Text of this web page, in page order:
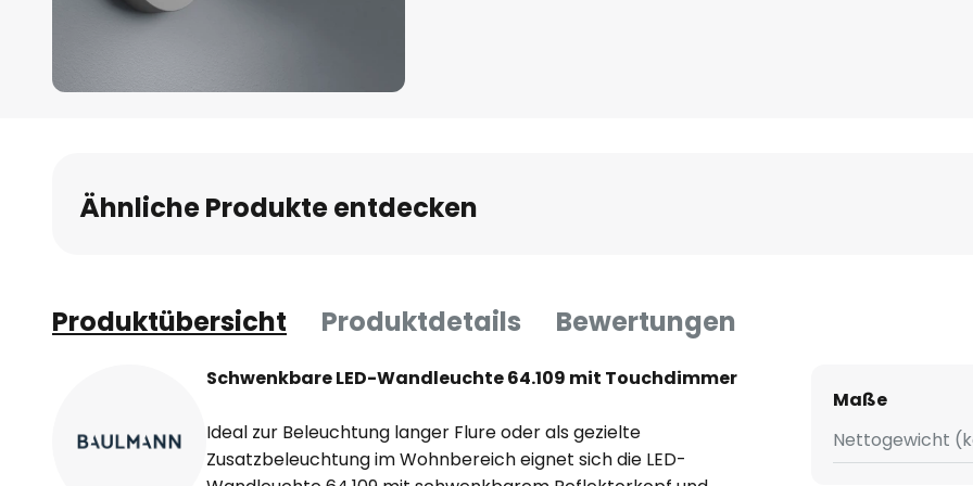
Bildgalerie
springen
Ähnliche Produkte entdecken
Produktübersicht Produktdetails Bewertungen
Schwenkbare LED-Wandleuchte 64.109 mit Touchdimmer
Ideal zur Beleuchtung langer Flure oder als gezielte
Zusatzbeleuchtung im Wohnbereich eignet sich die LED-
Maße
Nettogewicht